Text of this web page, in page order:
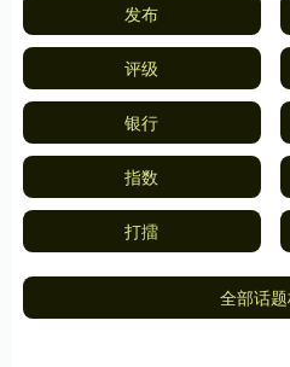
发布
评级
银行
指数
打擂
全部话